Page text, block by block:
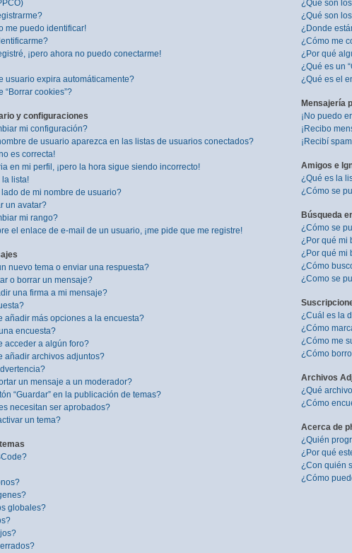
me puedo identificar!
¡pero ahora no puedo conectarme!
usuario expira automáticamente?
“Borrar cookies”?
y configuraciones
mi configuración?
de usuario aparezca en las listas de usuarios conectados?
es correcta!
en mi perfil, ¡pero la hora sigue siendo incorrecto!
la lista!
de mi nombre de usuario?
un avatar?
mi rango?
el enlace de e-mail de un usuario, ¡me pide que me registre!
nuevo tema o enviar una respuesta?
o borrar un mensaje?
una firma a mi mensaje?
añadir más opciones a la encuesta?
encuesta?
acceder a algún foro?
añadir archivos adjuntos?
un mensaje a un moderador?
“Guardar” en la publicación de temas?
necesitan ser aprobados?
un tema?
globales?
¿Qué son
¿Qué son
¿Donde
¿Cómo me
¿Por qué
¿Qué es un
¿Qué es el
Mensajería
¡No puedo
¡Recibo
¡Recibí
Amigos e
¿Qué es la
¿Cómo se
Búsqueda
¿Cómo se
¿Por qué mi
¿Por qué mi
¿Cómo
¿Como se
¿Cuál es la
¿Cómo
¿Cómo me
¿Cómo
Archivos
¿Qué
¿Cómo
Acerca de
¿Quién
¿Por qué
¿Con quién
¿Cómo